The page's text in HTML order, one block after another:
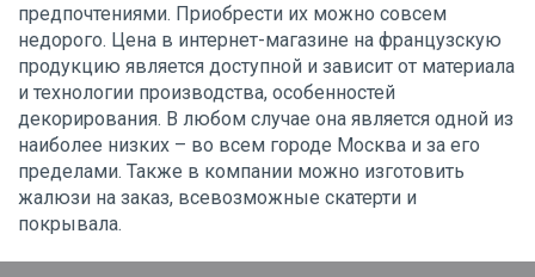
предпочтениями. Приобрести их можно совсем
недорого. Цена в интернет-магазине на французскую
продукцию является доступной и зависит от материала
и технологии производства, особенностей
декорирования. В любом случае она является одной из
наиболее низких – во всем городе Москва и за его
пределами. Также в компании можно изготовить
жалюзи на заказ, всевозможные скатерти и
покрывала.